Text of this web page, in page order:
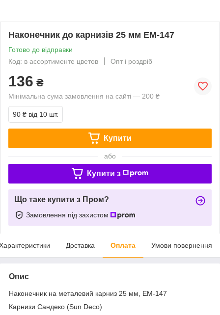
Наконечник до карнизів 25 мм ЕМ-147
Готово до відправки
Код: в ассортименте цветов
Опт і роздріб
136 ₴
Мінімальна сума замовлення на сайті — 200 ₴
90 ₴ від 10 шт.
Купити
або
Купити з
Що таке купити з Пром?
Замовлення під захистом
Доставка Оплата Умови повернення
Опис
Наконечник на металевий карниз 25 мм, ЕМ-147
Карнизи Сандеко (Sun Deco)